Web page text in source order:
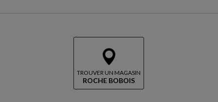
TROUVER UN MAGASIN
ROCHE BOBOIS